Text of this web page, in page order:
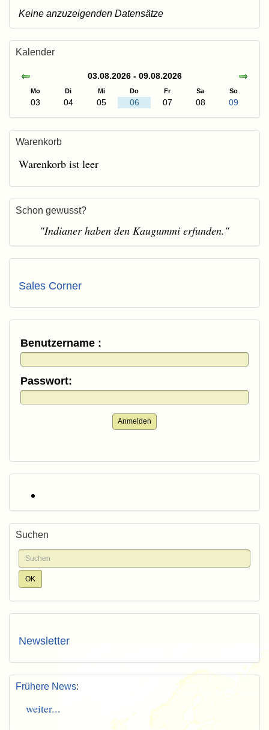
Keine anzuzeigenden Datensätze
Kalender
03.08.2026 - 09.08.2026
Mo Di Mi Do Fr Sa So
03 04 05 06 07 08 09
Warenkorb
Warenkorb ist leer
Schon gewusst?
"Indianer haben den Kaugummi erfunden."
Sales Corner
Benutzername :
Passwort:
Anmelden
Suchen
Newsletter
Frühere News:
weiter...